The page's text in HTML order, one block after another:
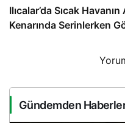
Ilıcalar’da Sıcak
Kenarında Serinlerken
Gündemden